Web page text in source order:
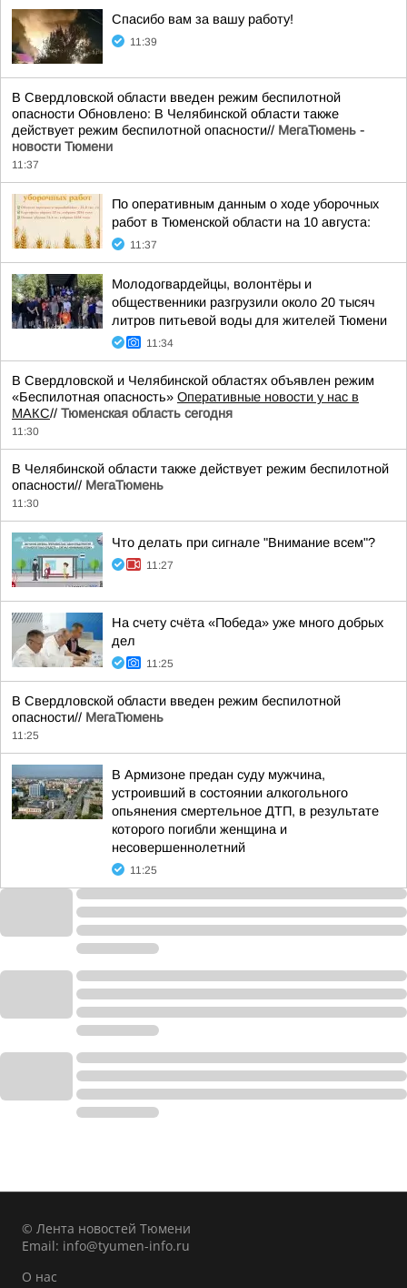
Спасибо вам за вашу работу!
11:39
В Свердловской области введен режим беспилотной
опасности Обновлено: В Челябинской области также
действует режим беспилотной опасности// МегаТюмень -
новости Тюмени
11:37
По оперативным данным о ходе уборочных
работ в Тюменской области на 10 августа:
11:37
Молодогвардейцы, волонтёры и
общественники разгрузили около 20 тысяч
литров питьевой воды для жителей Тюмени
11:34
В Свердловской и Челябинской областях объявлен режим
«Беспилотная опасность» Оперативные новости у нас в
МАКС// Тюменская область сегодня
11:30
В Челябинской области также действует режим беспилотной
опасности// МегаТюмень
11:30
Что делать при сигнале "Внимание всем"?
11:27
На счету счёта «Победа» уже много добрых
дел
11:25
В Свердловской области введен режим беспилотной
опасности// МегаТюмень
11:25
В Армизоне предан суду мужчина,
устроивший в состоянии алкогольного
опьянения смертельное ДТП, в результате
которого погибли женщина и
несовершеннолетний
11:25
© Лента новостей Тюмени
Email: info@tyumen-info.ru
О нас